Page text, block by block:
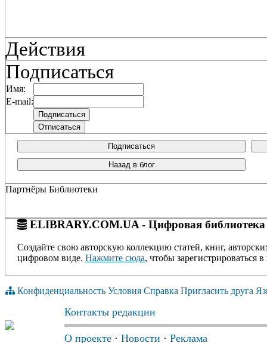
Действия
Подписаться
Имя:
E-mail:
Подписаться
Назад в блог
Партнёры Библиотеки
ELIBRARY.COM.UA - Цифровая библиотека
Создайте свою авторскую коллекцию статей, книг,
цифровом виде. Нажмите сюда, чтобы зарегистрироваться в
Конфиденциальность Условия Справка Пригласить друга
Контакты редакции
О проекте · Новости · Реклама